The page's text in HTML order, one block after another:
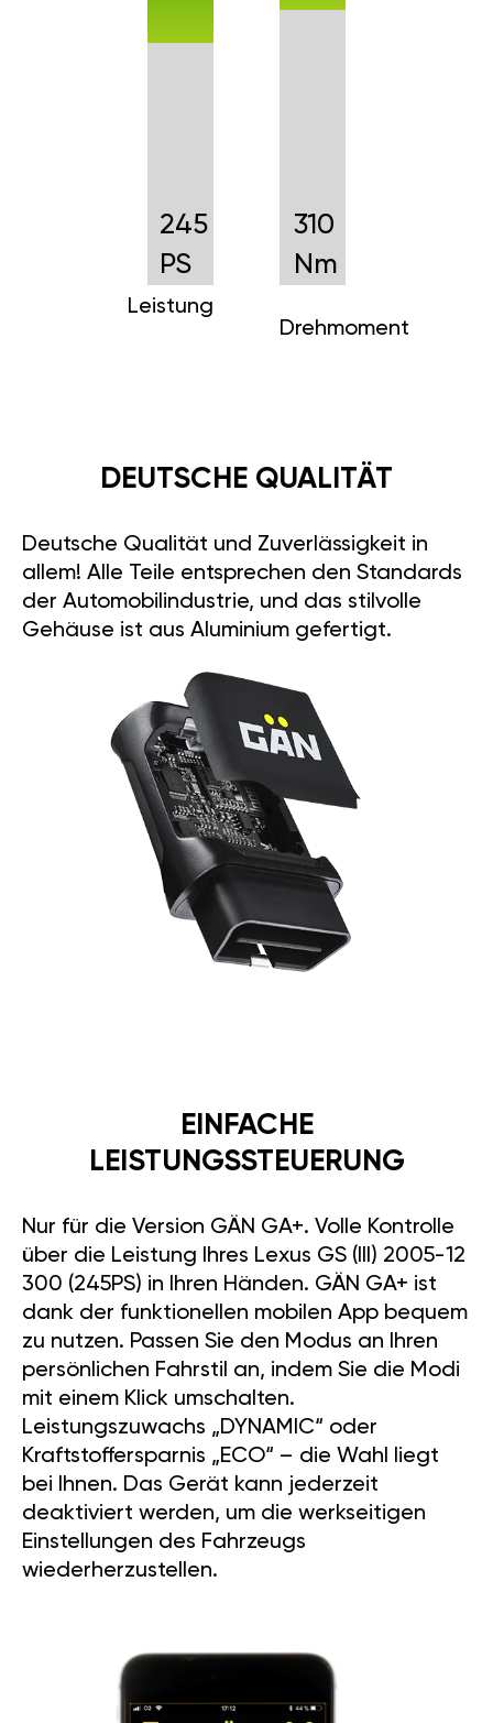
245
PS
Leistung
310
Nm
Drehmoment
DEUTSCHE QUALITÄT
Deutsche Qualität und Zuverlässigkeit in
allem! Alle Teile entsprechen den Standards
der Automobilindustrie, und das stilvolle
Gehäuse ist aus Aluminium gefertigt.
EINFACHE
LEISTUNGSSTEUERUNG
Nur für die Version GÄN GA+. Volle Kontrolle
über die Leistung Ihres Lexus GS (III) 2005-12
300 (245PS) in Ihren Händen. GÄN GA+ ist
dank der funktionellen mobilen App bequem
zu nutzen. Passen Sie den Modus an Ihren
persönlichen Fahrstil an, indem Sie die Modi
mit einem Klick umschalten.
Leistungszuwachs „DYNAMIC“ oder
Kraftstoffersparnis „ECO“ – die Wahl liegt
bei Ihnen. Das Gerät kann jederzeit
deaktiviert werden, um die werkseitigen
Einstellungen des Fahrzeugs
wiederherzustellen.